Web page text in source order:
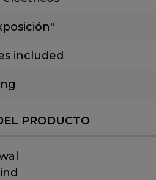
included
PRODUCTO